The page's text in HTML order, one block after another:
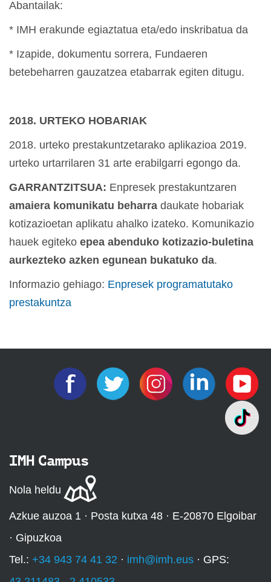
Abantailak:
* IMH erakunde egiaztatua eta/edo inskribatua da
* Izapide, dokumentu sorrera, Fundaeren
betebeharren gauzatzea etabarrak egiten ditugu.
2018. URTEKO HOBARIAK
2018. urteko prestakuntzetarako aplikazioa 2019.
urteko urtarrilaren 31 arte erabilgarri egongo da.
GARRANTZITSUA: Enpresek prestakuntzaren
amaiera komunikatu beharra daukate hobariak
kotizazioetan aplikatu ahalko izateko. Komunikazio
hauek egiteko epea abenduko kotizazio-buletina
aurkezteko azken egunean bukatuko da.
Informazio gehiago: Enpresek programatutako
prestakuntza
IMH Campus
Nola heldu
Azkue auzoa 1 · Posta kutxa 48 · E-20870 Elgoibar
· Gipuzkoa
Tel.: +34 943 74 41 32 · imh@imh.eus · GPS: